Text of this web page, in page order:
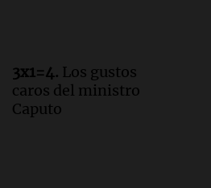
3x1=4. Los gustos
caros del ministro
Caputo